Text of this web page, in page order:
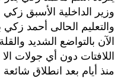
وزير الداخلية الأسبق
والتعليم الحالى أحمد
الآن بالتواضع الشديد
اللافتات دون أي جولات
منذ أيام بعد انطلاق